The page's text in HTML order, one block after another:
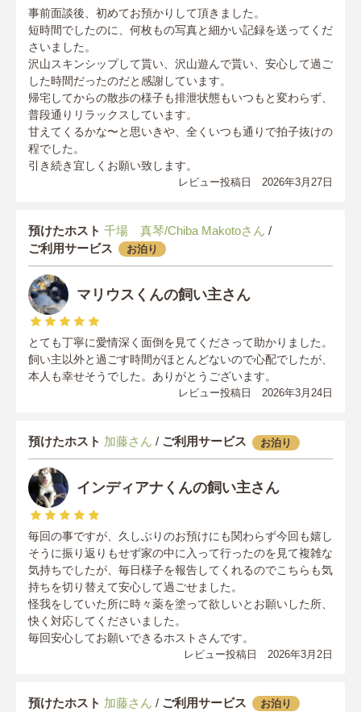
事前面談後、初めてお預かりして頂きました。
短時間でしたのに、何枚もの写真と細かい記録を送ってくだ
さいました。
沢山スキンシップして貰い、沢山遊んで貰い、安心して過ご
した時間だったのだと感謝しています。
帰宅してからの散歩の様子も排泄状態もいつもと変わらず、
普段通りリラックスしています。
甘えてくるかな〜と思いきや、全くいつも通りで拍子抜けの
程でした。
引き続き宜しくお願い致します。
レビュー投稿日 2026年3月27日
預けたホスト 千場 真琴/Chiba Makotoさん /
ご利用サービス
お泊り
マリウスくんの飼い主さん
とても丁寧に愛情深く面倒を見てくださって助かりました。
飼い主以外と過ごす時間がほとんどないので心配でしたが、
本人も幸せそうでした。ありがとうございます。
レビュー投稿日 2026年3月24日
預けたホスト 加藤さん / ご利用サービス お泊り
インディアナくんの飼い主さん
毎回の事ですが、久しぶりのお預けにも関わらず今回も嬉し
そうに振り返りもせず家の中に入って行ったのを見て複雑な
気持ちでしたが、毎日様子を報告してくれるのでこちらも気
持ちを切り替えて安心して過ごせました。
怪我をしていた所に時々薬を塗って欲しいとお願いした所、
快く対応してくださいました。
毎回安心してお願いできるホストさんです。
レビュー投稿日 2026年3月2日
預けたホスト 加藤さん / ご利用サービス お泊り